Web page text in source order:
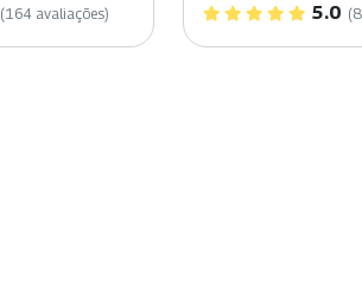
(164 avaliações) 5.0